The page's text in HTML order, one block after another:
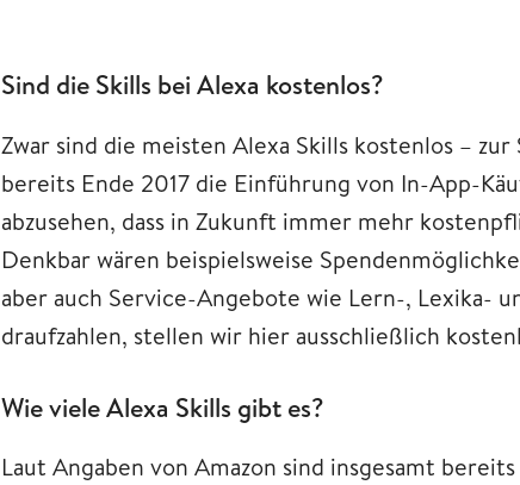
Sind die Skills bei Alexa kostenlos?
Zwar sind die meisten Alexa Skills kostenlos –
bereits Ende 2017 die Einführung von In-App-
abzusehen, dass in Zukunft immer mehr
Denkbar wären beispielsweise
aber auch Service-Angebote wie Lern-, Lexika-
draufzahlen, stellen wir hier ausschließlich
Wie viele Alexa Skills gibt es?
Laut Angaben von Amazon sind insgesamt